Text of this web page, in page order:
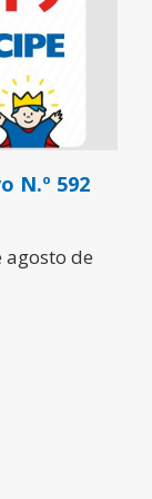
N.º 592
de